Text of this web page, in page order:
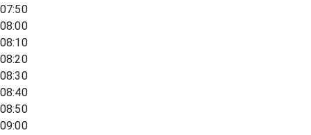
07:50
08:00
08:10
08:20
08:30
08:40
08:50
09:00